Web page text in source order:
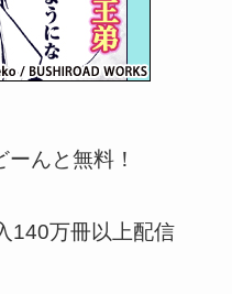
んと無料！
140万冊以上配信